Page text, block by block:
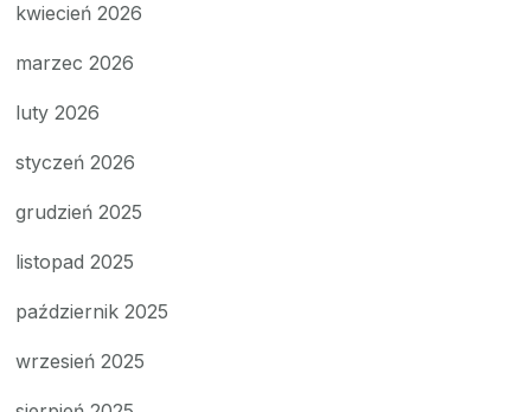
kwiecień 2026
marzec 2026
luty 2026
styczeń 2026
grudzień 2025
listopad 2025
październik 2025
wrzesień 2025